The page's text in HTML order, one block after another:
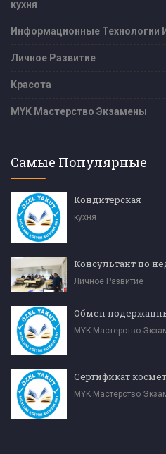
кухня
Информационные Технологии
Личное Развитие
Красота
MYK Мастерство Экзамены
Самые Популярные
Кондитерская
кухня
Консультант по
Личное Развитие
Обмен
MYK Мастерство
Сертификат
MYK Мастерство